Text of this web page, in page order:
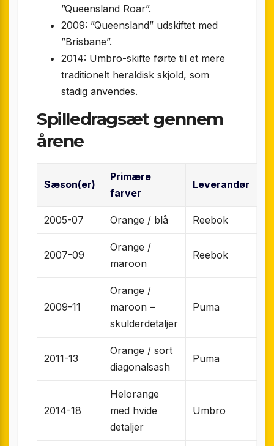
”Queensland Roar”.
2009: ”Queensland” udskiftet med
”Brisbane”.
2014: Umbro-skifte førte til et mere
traditionelt heraldisk skjold, som
stadig anvendes.
Spilledragsæt gennem
årene
Sæson(er)
Primære
farver
Leverandør
2005-07 Orange / blå Reebok
2007-09
Orange /
maroon
Reebok
2009-11
Orange /
maroon –
skulderdetaljer
Puma
2011-13
Orange / sort
diagonalsash
Puma
2014-18
Helorange
med hvide
detaljer
Umbro